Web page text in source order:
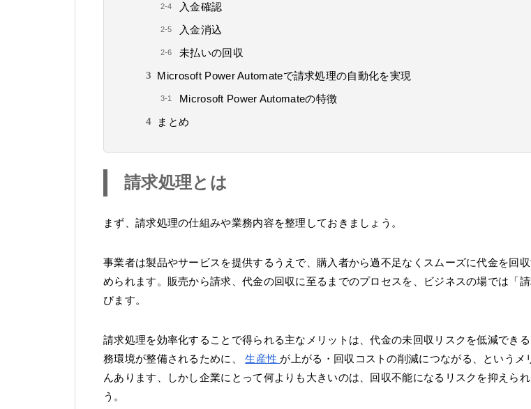
入金確認
入金消込
未払いの回収
Microsoft Power Automateで請求処理の自動化を実現
Microsoft Power Automateの特徴
まとめ
請求処理とは
まず、請求処理の仕組みや業務内容を整理しておきましょう。
事業者は製品やサービスを提供するうえで、購入者から過不足なくスムーズに代金を回
められます。販売から請求、代金の回収に至るまでのプロセスを、ビジネスの場では「
びます。
請求処理を効率化することで得られる主なメリットは、代金の未回収リスクを低減でき
務環境が整備されるために、生産性 が上がる・回収コストの削減につながる、というメ
んあります、しかし企業にとって何よりも大きいのは、回収不能になるリスクを抑えられ
う。